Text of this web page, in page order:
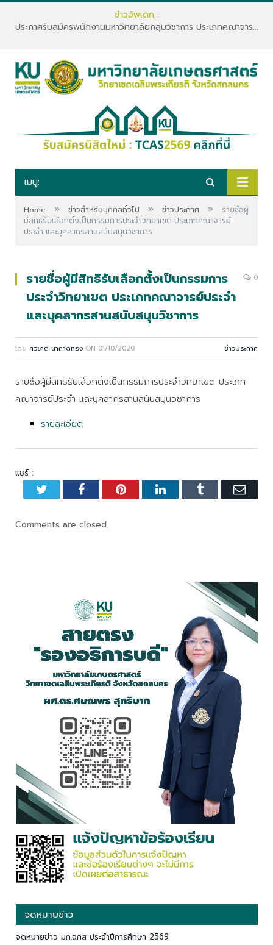
ข่าวอัพเดท :
ประกาศรับสมัครพนักงานมหาวิทยาลัยกลุ่มวิชาการ ประเภทคณาจารย์ประจำ คณะทรัพยากรธรรมชาติและอุตสาหกรรมเกษตร สังกัดภาควิชาเกษตรและทรัพยากร
เมนู:
Home » ข่าวสำหรับบุคคลทั่วไป » ข่าวประกาศ »
รายชื่อผู้
มีสิทธิรับเลือกตั้งเป็นกรรมการประจำวิทยาเขต ประเภทคณาจารย์
ประจำ และบุคลากรสานสนับสนุนวิชาการ
รายชื่อผู้มีสิทธิรับเลือกตั้งเป็นกรรมการ
ประจำวิทยาเขต ประเภทคณาจารย์ประจำ
และบุคลากรสานสนับสนุนวิชาการ
0
โดย ศิวชาติ นาถาดทอง ON 01/10/2020 ข่าวประกาศ
รายชื่อผู้มีสิทธิรับเลือกตั้งเป็นกรรมการประจำวิทยาเขต ประเภท
คณาจารย์ประจำ และบุคลากรสานสนับสนุนวิชาการ
รายละเอียด
แชร์ :
TwitterFacebookPinterestLinkedInTumblr
Comments are closed.
จดหมายข่าว
จดหมายข่าว มก.ฉกส ประจำปีการศึกษา 2569